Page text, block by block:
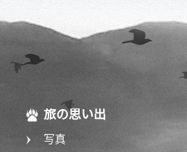
旅の思い出
写真